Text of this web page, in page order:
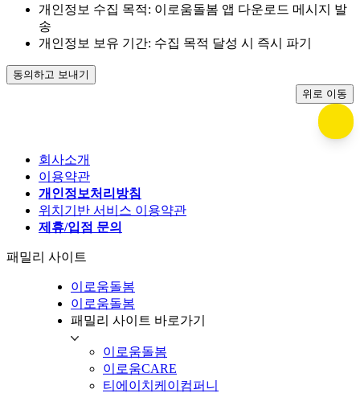
개인정보 수집 목적: 이로움돌봄 앱 다운로드 메시지 발
송
개인정보 보유 기간: 수집 목적 달성 시 즉시 파기
동의하고 보내기
위로 이동
회사소개
이용약관
개인정보처리방침
위치기반 서비스 이용약관
제휴/입점 문의
패밀리 사이트
이로움돌봄
이로움돌봄
패밀리 사이트 바로가기
이로움돌봄
이로움CARE
티에이치케이컴퍼니